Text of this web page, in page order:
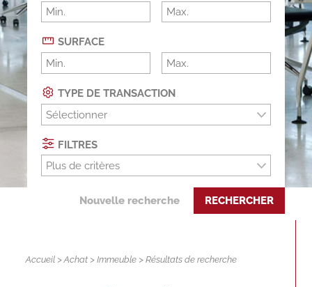
SURFACE
TYPE DE TRANSACTION
Sélectionner
FILTRES
Plus de critères
Nouvelle recherche RECHERCHER
Accueil >Achat >Immeuble > Résultats de recherche